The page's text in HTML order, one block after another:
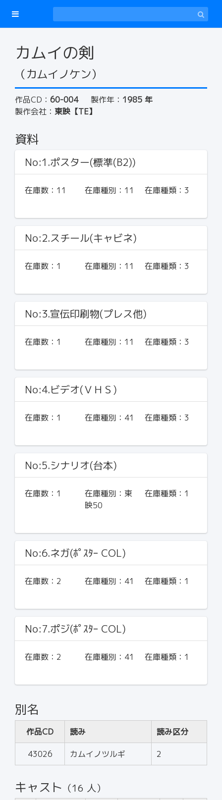
カムイの剣
（カムイノケン）
作品CD： 60-004 製作年： 1985 年
製作会社： 東映【TE】
資料
No:1.ポスター(標準(B2))
在庫数： 11 在庫種別： 11 在庫種類： 3
No:2.スチール(キャビネ)
在庫数： 1 在庫種別： 11 在庫種類： 3
No:3.宣伝印刷物(プレス他)
在庫数： 1 在庫種別： 11 在庫種類： 3
No:4.ビデオ(ＶＨＳ)
在庫数： 1 在庫種別： 41 在庫種類： 3
No:5.シナリオ(台本)
在庫数： 1 在庫種別： 東
映50
在庫種類： 1
No:6.ネガ(ﾎﾟｽﾀｰ COL)
在庫数： 2 在庫種別： 41 在庫種類： 1
No:7.ポジ(ﾎﾟｽﾀｰ COL)
在庫数： 2 在庫種別： 41 在庫種類： 1
別名
作品CD 読み 読み区分
43026 カムイノツルギ 2
キャスト （16 人）